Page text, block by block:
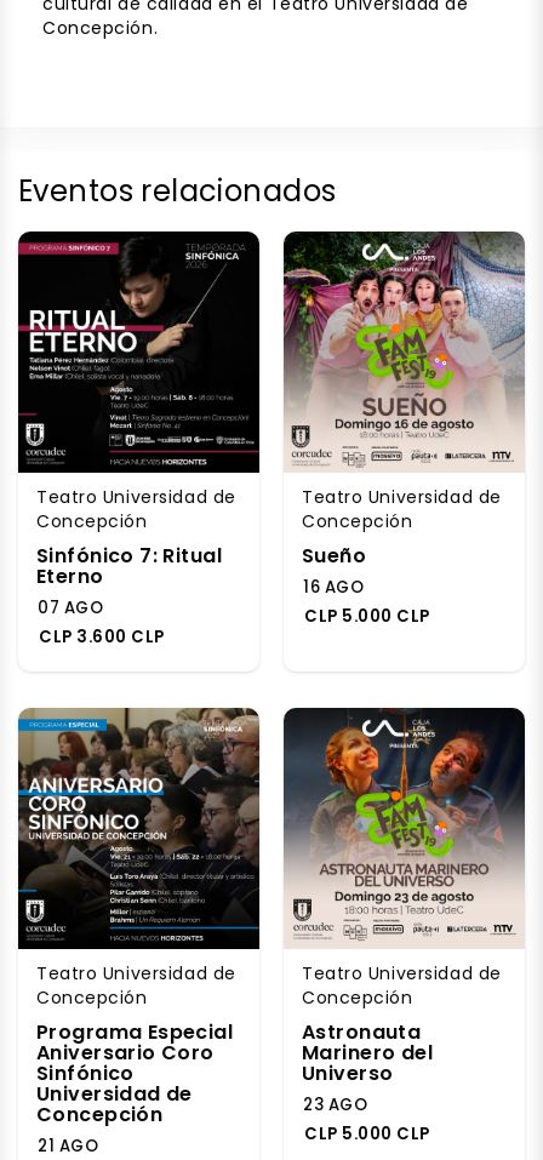
Concepción.
Eventos relacionados
Teatro Universidad de
Concepción
Sinfónico 7: Ritual
Eterno
07 AGO
CLP 3.600 CLP
Teatro Universidad de
Concepción
Sueño
16 AGO
CLP 5.000 CLP
Teatro Universidad de
Concepción
Programa Especial
Aniversario Coro
Sinfónico
Universidad de
Concepción
21 AGO
Teatro Universidad de
Concepción
Astronauta
Marinero del
Universo
23 AGO
CLP 5.000 CLP